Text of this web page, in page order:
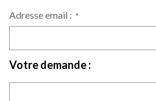
Adresse email : *
Votre demande :